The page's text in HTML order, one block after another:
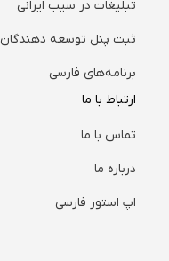
تبلیغات در سیب ایرانی
ثبت پنل توسعه دهندگان
برنامه‌های فارسی
ارتباط با ما
تماس با ما
درباره ما
اپ استور فارسی